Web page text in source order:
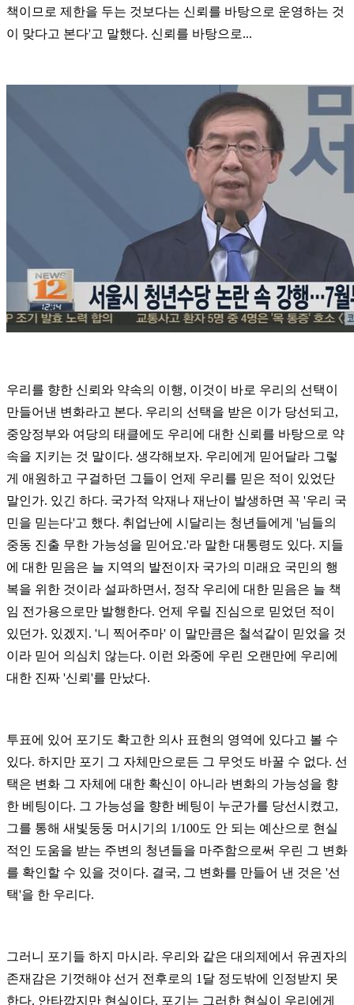
책이므로 제한을 두는 것보다는 신뢰를 바탕으로 운영하는 것
이 맞다고 본다'고 말했다. 신뢰를 바탕으로...
우리를 향한 신뢰와 약속의 이행, 이것이 바로 우리의 선택이
만들어낸 변화라고 본다. 우리의 선택을 받은 이가 당선되고,
중앙정부와 여당의 태클에도 우리에 대한 신뢰를 바탕으로 약
속을 지키는 것 말이다. 생각해보자. 우리에게 믿어달라 그렇
게 애원하고 구걸하던 그들이 언제 우리를 믿은 적이 있었단
말인가. 있긴 하다. 국가적 악재나 재난이 발생하면 꼭 '우리 국
민을 믿는다'고 했다. 취업난에 시달리는 청년들에게 '님들의
중동 진출 무한 가능성을 믿어요.'라 말한 대통령도 있다. 지들
에 대한 믿음은 늘 지역의 발전이자 국가의 미래요 국민의 행
복을 위한 것이라 설파하면서, 정작 우리에 대한 믿음은 늘 책
임 전가용으로만 발행한다. 언제 우릴 진심으로 믿었던 적이
있던가. 있겠지. '니 찍어주마' 이 말만큼은 철석같이 믿었을 것
이라 믿어 의심치 않는다. 이런 와중에 우린 오랜만에 우리에
대한 진짜 '신뢰'를 만났다.
투표에 있어 포기도 확고한 의사 표현의 영역에 있다고 볼 수
있다. 하지만 포기 그 자체만으로든 그 무엇도 바꿀 수 없다. 선
택은 변화 그 자체에 대한 확신이 아니라 변화의 가능성을 향
한 베팅이다. 그 가능성을 향한 베팅이 누군가를 당선시켰고,
그를 통해 새빛둥둥 머시기의 1/100도 안 되는 예산으로 현실
적인 도움을 받는 주변의 청년들을 마주함으로써 우린 그 변화
를 확인할 수 있을 것이다. 결국, 그 변화를 만들어 낸 것은 '선
택'을 한 우리다.
그러니 포기들 하지 마시라. 우리와 같은 대의제에서 유권자의
존재감은 기껏해야 선거 전후로의 1달 정도밖에 인정받지 못
한다. 안타깝지만 현실이다. 포기는 그러한 현실이 우리에게